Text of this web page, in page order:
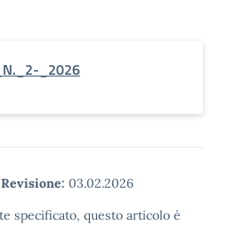
_2026
Revisione: 03.02.2026
specificato, questo articolo è